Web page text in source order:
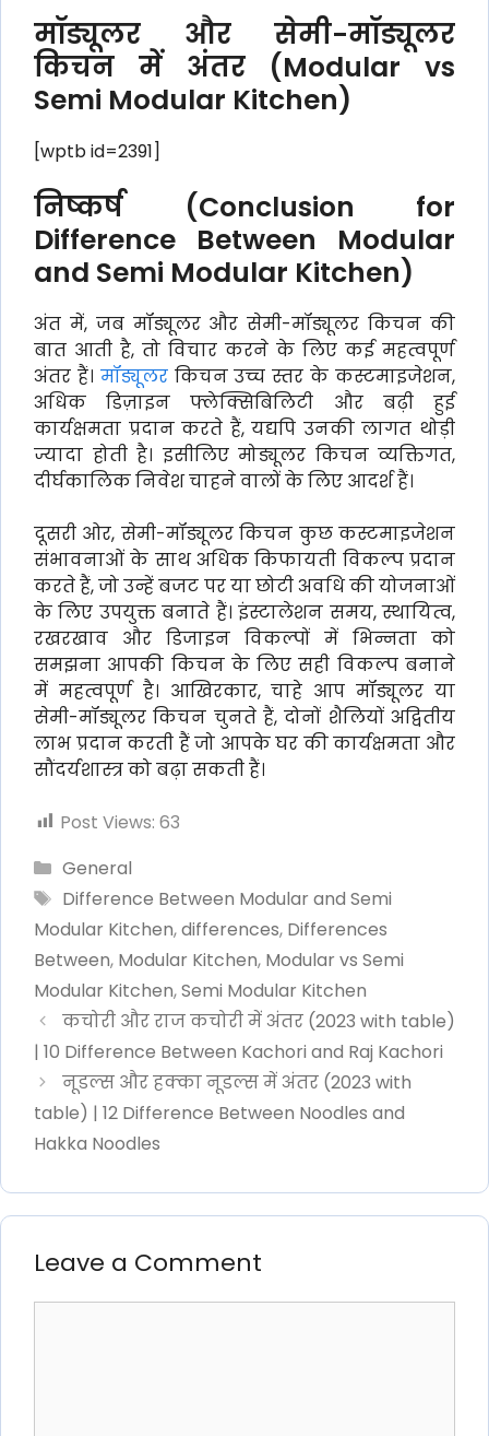
मॉड्यूलर और सेमी-मॉड्यूलर
किचन में अंतर (Modular vs
Semi Modular Kitchen)
[wptb id=2391]
निष्कर्ष (Conclusion for
Difference Between Modular
and Semi Modular Kitchen)
अंत में, जब मॉड्यूलर और सेमी-मॉड्यूलर किचन की
बात आती है, तो विचार करने के लिए कई महत्वपूर्ण
अंतर हैं। मॉड्यूलरकिचन उच्च स्तर के कस्टमाइजेशन,
अधिक डिज़ाइन फ्लेक्सिबिलिटी और बढ़ी हुई
कार्यक्षमता प्रदान करते हैं, यद्यपि उनकी लागत थोड़ी
ज्यादा होती है। इसीलिए मोड्यूलर किचन व्यक्तिगत,
दीर्घकालिक निवेश चाहने वालों के लिए आदर्श हैं।
दूसरी ओर, सेमी-मॉड्यूलर किचन कुछ कस्टमाइजेशन
संभावनाओं के साथ अधिक किफायती विकल्प प्रदान
करते हैं, जो उन्हें बजट पर या छोटी अवधि की योजनाओं
के लिए उपयुक्त बनाते हैं। इंस्टालेशन समय, स्थायित्व,
रखरखाव और डिजाइन विकल्पों में भिन्नता को
समझना आपकी किचन के लिए सही विकल्प बनाने
में महत्वपूर्ण है। आखिरकार, चाहे आप मॉड्यूलर या
सेमी-मॉड्यूलर किचन चुनते हैं, दोनों शैलियों अद्वितीय
लाभ प्रदान करती हैं जो आपके घर की कार्यक्षमता और
सौंदर्यशास्त्र को बढ़ा सकती हैं।
Post Views: 63
Categories
General
Tags
Difference Between Modular and Semi
Modular Kitchen,differences, Differences
Between, Modular Kitchen, Modular vs Semi
Modular Kitchen,Semi Modular Kitchen
कचोरी और राज कचोरी में अंतर (2023 with table)
| 10 Difference Between Kachori and Raj Kachori
नूडल्स और हक्का नूडल्स में अंतर (2023 with
table) | 12 Difference Between Noodles and
Hakka Noodles
Leave a Comment